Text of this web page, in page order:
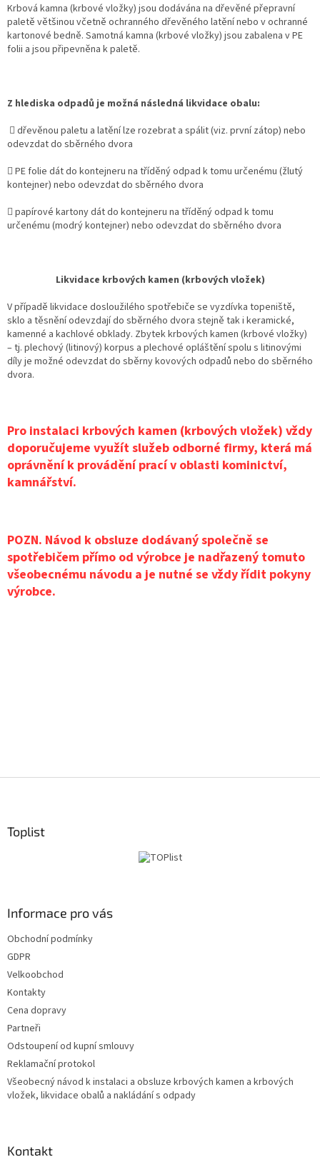
Krbová kamna (krbové vložky) jsou dodávána na dřevěné přepravní
paletě většinou včetně ochranného dřevěného latění nebo v ochranné
kartonové bedně. Samotná kamna (krbové vložky) jsou zabalena v PE
folii a jsou připevněna k paletě.
Z hlediska odpadů je možná následná likvidace obalu:
 dřevěnou paletu a latění lze rozebrat a spálit (viz. první zátop) nebo
odevzdat do sběrného dvora
 PE folie dát do kontejneru na tříděný odpad k tomu určenému (žlutý
kontejner) nebo odevzdat do sběrného dvora
 papírové kartony dát do kontejneru na tříděný odpad k tomu
určenému (modrý kontejner) nebo odevzdat do sběrného dvora
Likvidace krbových kamen (krbových vložek)
V případě likvidace dosloužilého spotřebiče se vyzdívka topeniště,
sklo a těsnění odevzdají do sběrného dvora stejně tak i keramické,
kamenné a kachlové obklady. Zbytek krbových kamen (krbové vložky)
– tj. plechový (litinový) korpus a plechové opláštění spolu s litinovými
díly je možné odevzdat do sběrny kovových odpadů nebo do sběrného
dvora.
Pro instalaci krbových kamen (krbových vložek) vždy
doporučujeme využít služeb odborné firmy, která má
oprávnění k provádění prací v oblasti kominictví,
kamnářství.
POZN. Návod k obsluze dodávaný společně se
spotřebičem přímo od výrobce je nadřazený tomuto
všeobecnému návodu a je nutné se vždy řídit pokyny
výrobce.
Toplist
Informace pro vás
Obchodní podmínky
GDPR
Velkoobchod
Kontakty
Cena dopravy
Partneři
Odstoupení od kupní smlouvy
Reklamační protokol
Všeobecný návod k instalaci a obsluze krbových kamen a krbových
vložek, likvidace obalů a nakládání s odpady
Kontakt